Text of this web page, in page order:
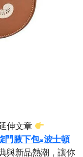
伸文章
門腋下包×波士頓
與新品熱潮，讓你